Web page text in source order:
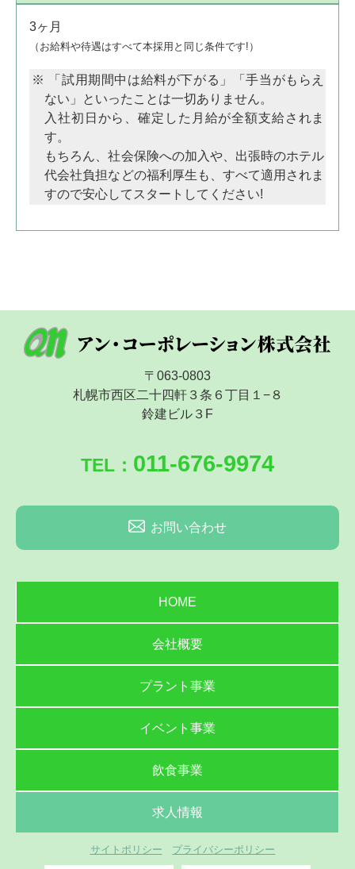
3ヶ月
（お給料や待遇はすべて本採用と同じ条件です!）
「試用期間中は給料が下がる」「手当がもらえ
ない」といったことは一切ありません。
入社初日から、確定した月給が全額支給されま
す。
もちろん、社会保険への加入や、出張時のホテル
代会社負担などの福利厚生も、すべて適用されま
すので安心してスタートしてください!
〒063-0803
札幌市西区二十四軒３条６丁目１−８
鈴建ビル３F
TEL： 011-676-9974
お問い合わせ
HOME
会社概要
プラント事業
イベント事業
飲食事業
求人情報
サイトポリシー プライバシーポリシー